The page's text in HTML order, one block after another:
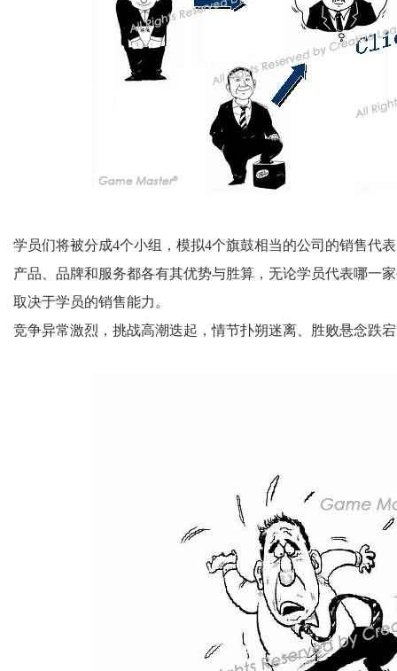
学员们将被分成4个小组，模拟4个旗鼓相当的公司的销售代
产品、品牌和服务都各有其优势与胜算，无论学员代表哪一
取决于学员的销售能力。
竞争异常激烈，挑战高潮迭起，情节扑朔迷离、胜败悬念跌